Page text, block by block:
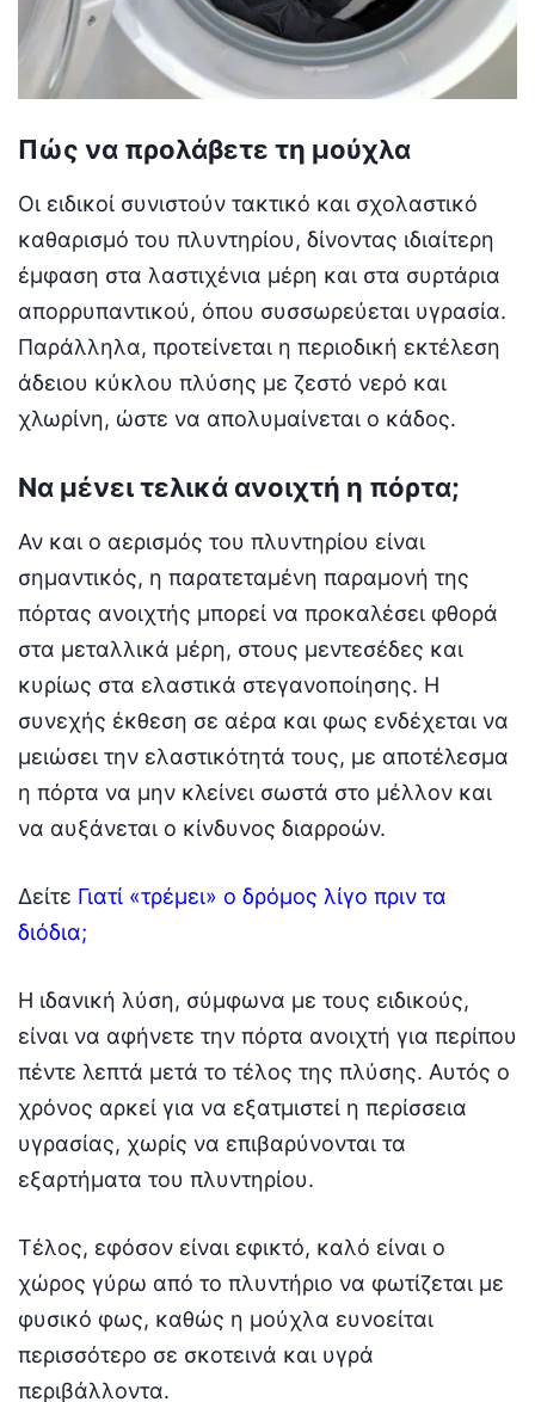
Πώς να προλάβετε τη μούχλα
Οι ειδικοί συνιστούν τακτικό και σχολαστικό
καθαρισμό του πλυντηρίου, δίνοντας ιδιαίτερη
έμφαση στα λαστιχένια μέρη και στα συρτάρια
απορρυπαντικού, όπου συσσωρεύεται υγρασία.
Παράλληλα, προτείνεται η περιοδική εκτέλεση
άδειου κύκλου πλύσης με ζεστό νερό και
χλωρίνη, ώστε να απολυμαίνεται ο κάδος.
Να μένει τελικά ανοιχτή η πόρτα;
Αν και ο αερισμός του πλυντηρίου είναι
σημαντικός, η παρατεταμένη παραμονή της
πόρτας ανοιχτής μπορεί να προκαλέσει φθορά
στα μεταλλικά μέρη, στους μεντεσέδες και
κυρίως στα ελαστικά στεγανοποίησης. Η
συνεχής έκθεση σε αέρα και φως ενδέχεται να
μειώσει την ελαστικότητά τους, με αποτέλεσμα
η πόρτα να μην κλείνει σωστά στο μέλλον και
να αυξάνεται ο κίνδυνος διαρροών.
Δείτε Γιατί «τρέμει» ο δρόμος λίγο πριν τα
διόδια;
Η ιδανική λύση, σύμφωνα με τους ειδικούς,
είναι να αφήνετε την πόρτα ανοιχτή για περίπου
πέντε λεπτά μετά το τέλος της πλύσης. Αυτός ο
χρόνος αρκεί για να εξατμιστεί η περίσσεια
υγρασίας, χωρίς να επιβαρύνονται τα
εξαρτήματα του πλυντηρίου.
Τέλος, εφόσον είναι εφικτό, καλό είναι ο
χώρος γύρω από το πλυντήριο να φωτίζεται με
φυσικό φως, καθώς η μούχλα ευνοείται
περισσότερο σε σκοτεινά και υγρά
περιβάλλοντα.